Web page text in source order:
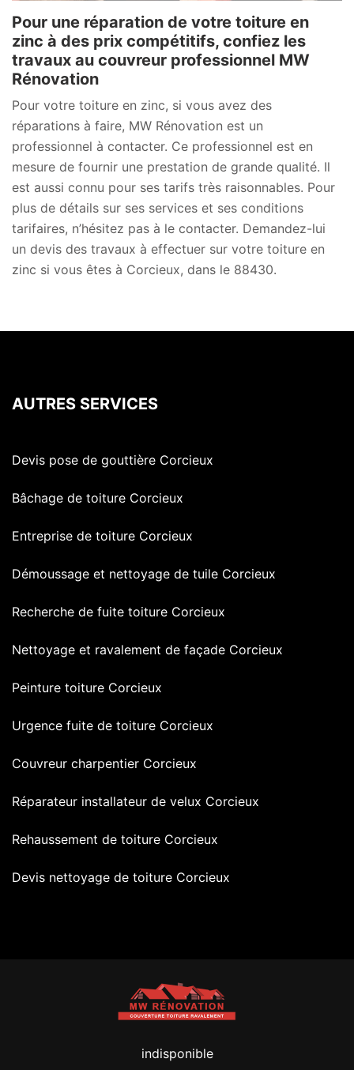
Pour une réparation de votre toiture en
zinc à des prix compétitifs, confiez les
travaux au couvreur professionnel MW
Rénovation
Pour votre toiture en zinc, si vous avez des
réparations à faire, MW Rénovation est un
professionnel à contacter. Ce professionnel est en
mesure de fournir une prestation de grande qualité. Il
est aussi connu pour ses tarifs très raisonnables. Pour
plus de détails sur ses services et ses conditions
tarifaires, n’hésitez pas à le contacter. Demandez-lui
un devis des travaux à effectuer sur votre toiture en
zinc si vous êtes à Corcieux, dans le 88430.
AUTRES SERVICES
Devis pose de gouttière Corcieux
Bâchage de toiture Corcieux
Entreprise de toiture Corcieux
Démoussage et nettoyage de tuile Corcieux
Recherche de fuite toiture Corcieux
Nettoyage et ravalement de façade Corcieux
Peinture toiture Corcieux
Urgence fuite de toiture Corcieux
Couvreur charpentier Corcieux
Réparateur installateur de velux Corcieux
Rehaussement de toiture Corcieux
Devis nettoyage de toiture Corcieux
indisponible